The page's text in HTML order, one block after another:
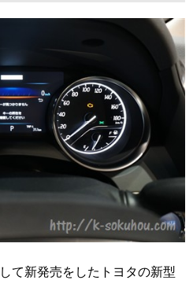
て新発売をしたトヨタの新型